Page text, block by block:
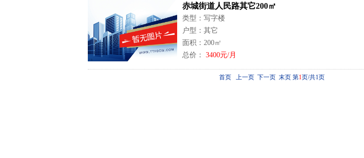
赤城街道人民路其它200㎡
类型：写字楼
户型：其它
面积：200㎡
总价： 3400元/月
首页 上一页 下一页 末页 第1页/共1页